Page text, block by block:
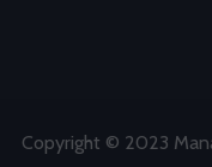
Copyright © 2023